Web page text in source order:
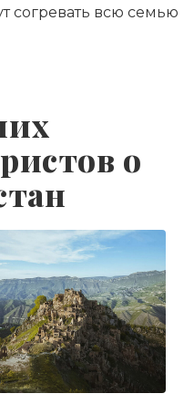
согревать всю семью
о
Виктория
21 июля 2025
за море
полученных
однодневной